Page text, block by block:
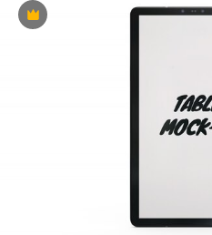
Premium